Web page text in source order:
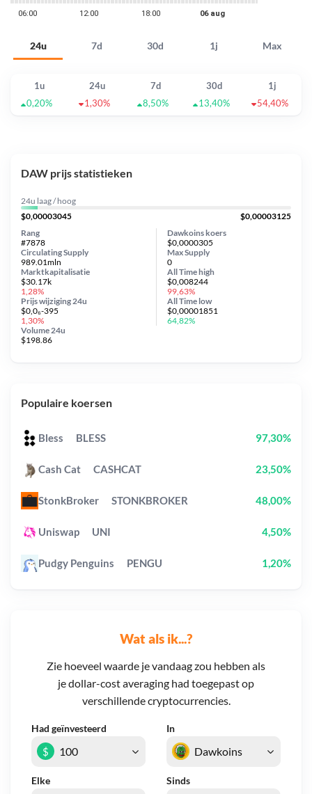
24u 7d 30d 1j Max
1u 24u 7d 30d
1j
0,20%
1,30% 8,50% 13,40% 54,40%
Wat als ik...?
Zie hoeveel waarde je vandaag zou hebben als
je dollar-cost averaging had toegepast op
verschillende cryptocurrencies.
Had geïnvesteerd In
Elke Sinds
$
DAW prijs statistieken
24u laag / hoog
$0,00003045
$0,00003125
Dawkoins koers
$0,0000305
Circulating Supply
989.01mln
Prijs wijziging 24u
$0,0₆-395
1,30%
Max Supply
0
Marktkapitalisatie
$30.17k
1,28%
Volume 24u
$198.86
Rang
#7878
All Timehigh
$0,008244
99,63%
All Time low
$0,00001851
64,82%
Populaire koersen
Bless BLESS 97,30%
Cash Cat CASHCAT 23,50%
StonkBroker STONKBROKER 48,00%
Uniswap UNI 4,50%
Pudgy Penguins PENGU 1,20%